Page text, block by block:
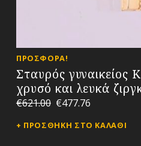
Σταυρός γυναικείος
χρυσό και λευκά
ΠΡΟΣΦΟΡΆ!
€621.00 €477.76
ΠΡΟΣΘΉΚΗ ΣΤΟ ΚΑΛΆΘΙ